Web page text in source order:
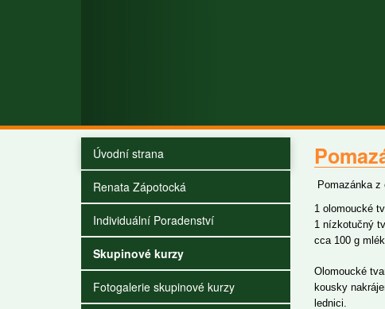
Úvodní strana
Renata Zápotocká
Individuální Poradenství
Skupinové kurzy
Fotogalerie skupinové kurzy
Pomazánka
1 olomoucké
1 nízkotučný
cca 100 g
Olomoucké
kousky
lednici.